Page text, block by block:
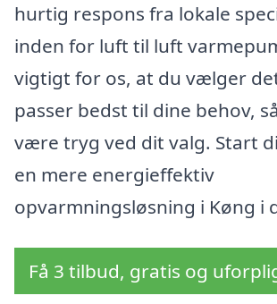
hurtig respons fra lokale
inden for luft til luft
vigtigt for os, at du vælger
passer bedst til dine behov,
være tryg ved dit valg. Start
en mere energieffektiv
opvarmningsløsning i Køng i
Få 3 tilbud, gratis og